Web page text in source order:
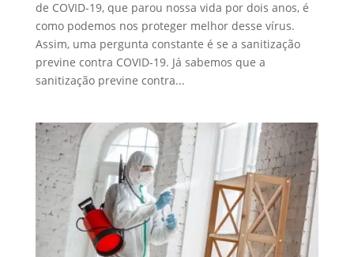
de COVID-19, que parou nossa vida por dois anos, é
como podemos nos proteger melhor desse vírus.
Assim, uma pergunta constante é se a sanitização
previne contra COVID-19. Já sabemos que a
sanitização previne contra...